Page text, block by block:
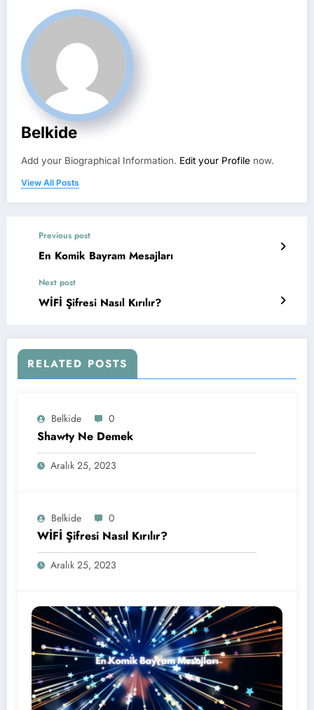
Belkide
Add your Biographical Information. Edit your Profile now.
View All Posts
Previous post
En Komik Bayram Mesajları
Next post
WİFİ Şifresi Nasıl Kırılır?
RELATED POSTS
Belkide 0
Shawty Ne Demek
Aralık 25, 2023
Belkide 0
WİFİ Şifresi Nasıl Kırılır?
Aralık 25, 2023